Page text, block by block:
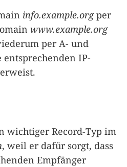
info.example.orgper
www.example.org
per A- und
entsprechenden IP-
wichtiger Record-Typ im
, weil er dafür sorgt, dass
Empfänger